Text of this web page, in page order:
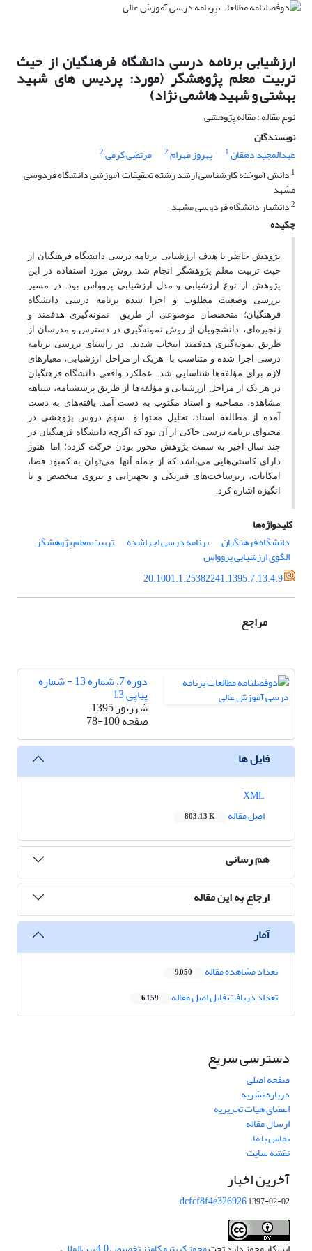
ارزشیابی برنامه درسی دانشگاه فرهنگیان از حیث
تربیت معلم پژوهشگر (مورد: پردیس های شهید
بهشتی و شهید هاشمی نژاد)
نوع مقاله : مقاله پژوهشی
نویسندگان
عبدالمجید دهقان1 بهروز مهرام2 مرتضی کرمی2
1 دانش آموخته کارشناسی ارشد رشته تحقیقات آموزشی دانشگاه فردوسی
مشهد
2دانشیار دانشگاه فردوسی مشهد
چکیده
پژوهش حاضر با هدف ارزشیابی برنامه درسی دانشگاه فرهنگیان از
حیث تربیت معلم پژوهشگر انجام شد. روش مورد استفاده در این
پژوهش از نوع ارزشیابی و مدل ارزشیابی پروواس بود. در مسیر
بررسی وضعیت مطلوب و اجرا شده برنامه درسی دانشگاه
فرهنگیان؛ متخصصان موضوعی از طریق
نمونه‌گیری هدفمند و
زنجیره‌ای، دانشجویان از روش نمونه‌گیری در دسترس و مدرسان از
طریق نمونه‌گیری هدفمند انتخاب شدند.
در راستای بررسی برنامه
درسی اجرا شده و متناسب با
هریک از مراحل ارزشیابی، معیارهای
لازم برای مؤلفه‌ها شناسایی شد. عملکرد واقعی دانشگاه فرهنگیان
در هر یک از مراحل ارزشیابی و مؤلفه‌ها از طریق پرسشنامه، سیاهه
مشاهده، مصاحبه و اسناد مکتوب به دست آمد. یافته‌های به دست
آمده از مطالعه اسناد، تحلیل محتوا و
سهم دروس پژوهشی در
محتوای برنامه درسی حاکی از آن بود که اگرچه دانشگاه فرهنگیان در
چند سال اخیر به سمت پژوهش محور بودن حرکت کرده؛ اما
هنوز
دارای کاستی‌هایی می‌باشد که از جمله آنها
می‌توان به کمبود فضا،
امکانات، زیرساخت‌های فیزیکی و تجهیزاتی و نیروی متخصص و با
انگیزه اشاره کرد.
کلیدواژه‌ها
دانشگاه فرهنگیان
برنامه درسی اجراشده تربیت معلم پژوهشگر
الگوی ارزشیابی پروواس
20.1001.1.25382241.1395.7.13.4.9
مراجع
دوره 7، شماره 13 - شماره
پیاپی 13
شهریور 1395
صفحه78-100
فایل ها
اصل مقاله
803.13 K
هم رسانی
ارجاع به این مقاله
آمار
تعداد مشاهده مقاله 9,050
تعداد دریافت فایل اصل مقاله 6,159
دسترسی سریع
صفحه اصلی
درباره نشریه
اعضای هیات تحریریه
ارسال مقاله
تماس با ما
نقشه سایت
آخرین اخبار
dcfcf8f4e3269261397-02-02